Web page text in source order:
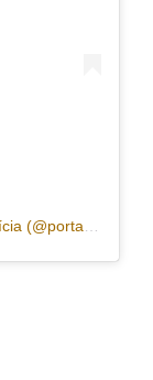
Um post compartilhado por Dia a Dia Notícia (@portaldiaadia)